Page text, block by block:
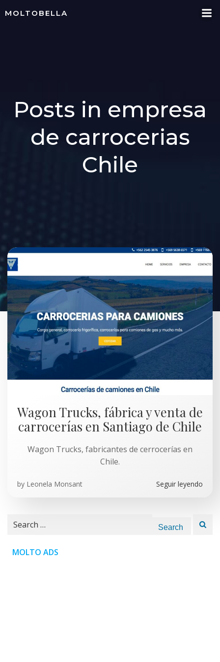
MOLTOBELLA
Posts in empresa
de carrocerias
Chile
Wagon Trucks, fábrica y venta de
carrocerías en Santiago de Chile
Wagon Trucks, fabricantes de cerrocerías en
Chile.
by Leonela Monsant Seguir leyendo
Search
MOLTO ADS